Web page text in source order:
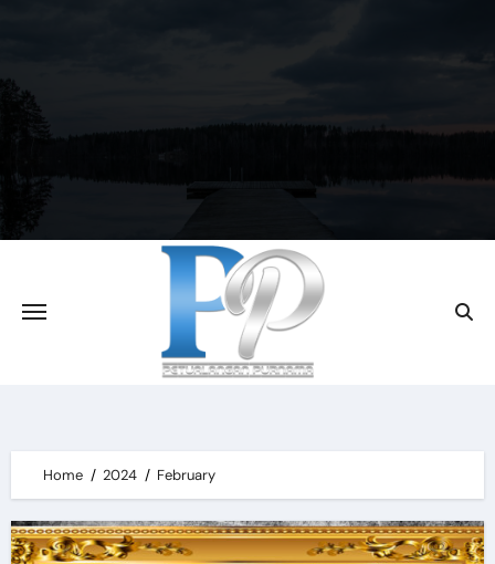
content
Home 2024 February